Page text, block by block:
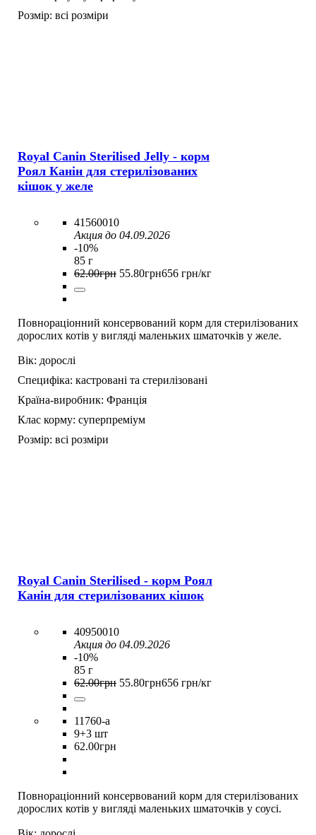
Розмір: всі розміри
Royal Canin Sterilised Jelly - корм
Роял Канін для стерилізованих
кішок у желе
41560010
Акция до 04.09.2026
-10%
85 г
62.00грн 55.80грн656 грн/кг
Повнораціонний консервований корм для стерилізованих
дорослих котів у вигляді маленьких шматочків у желе.
Вік: дорослі
Специфіка: кастровані та стерилізовані
Країна-виробник: Франція
Клас корму: суперпреміум
Розмір: всі розміри
Royal Canin Sterilised - корм Роял
Канін для стерилізованих кішок
40950010
Акция до 04.09.2026
-10%
85 г
62.00грн 55.80грн656 грн/кг
11760-a
9+3 шт
62.00грн
Повнораціонний консервований корм для стерилізованих
дорослих котів у вигляді маленьких шматочків у соусі.